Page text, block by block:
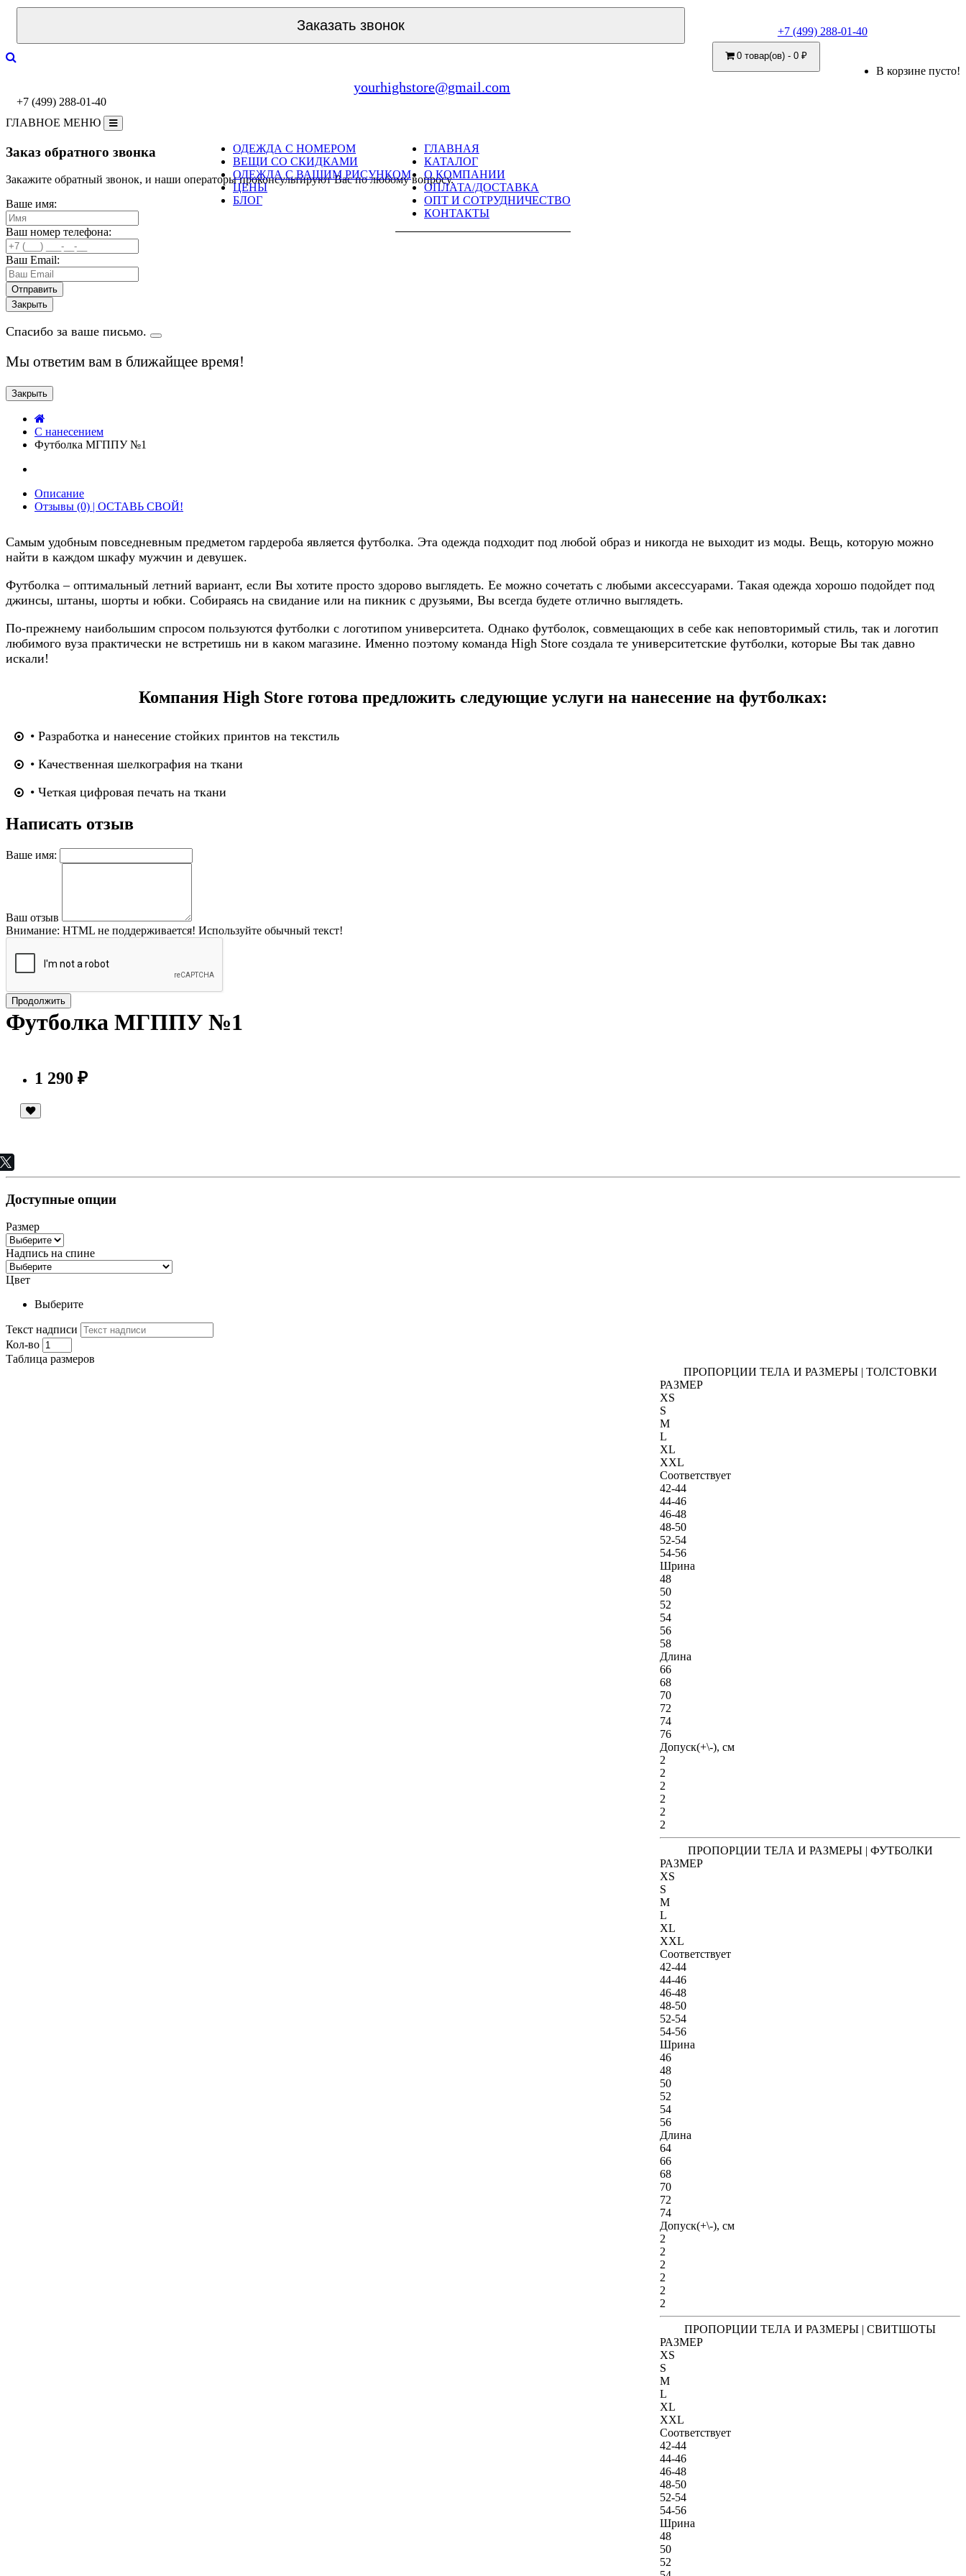
Заказать звонок +7 (499) 288-01-40
0 товар(ов) - 0 ₽
В корзине пусто!
yourhighstore@gmail.com
+7 (499) 288-01-40
ГЛАВНОЕ МЕНЮ
ГЛАВНАЯ
КАТАЛОГ
О КОМПАНИИ
ОПЛАТА/ДОСТАВКА
ОПТ И СОТРУДНИЧЕСТВО
КОНТАКТЫ
ОДЕЖДА С НОМЕРОМ
ВЕЩИ СО СКИДКАМИ
ОДЕЖДА С ВАШИМ РИСУНКОМ
ЦЕНЫ
БЛОГ
Заказ обратного звонка
Закажите обратный звонок, и наши операторы проконсультируют Вас по любому вопросу.
Ваше имя:
Ваш номер телефона:
Ваш Email:
Закрыть
Спасибо за ваше письмо.
Мы ответим вам в ближайщее время!
Закрыть
C нанесением
Футболка МГППУ №1
Описание
Отзывы (0) | ОСТАВЬ СВОЙ!
Самым удобным повседневным предметом гардероба является футболка. Эта одежда подходит под любой образ и никогда не выходит из моды. Вещь, которую можно
найти в каждом шкафу мужчин и девушек.
Футболка – оптимальный летний вариант, если Вы хотите просто здорово выглядеть. Ее можно сочетать с любыми аксессуарами. Такая одежда хорошо подойдет под
джинсы, штаны, шорты и юбки. Собираясь на свидание или на пикник с друзьями, Вы всегда будете отлично выглядеть.
По-прежнему наибольшим спросом пользуются футболки с логотипом университета. Однако футболок, совмещающих в себе как неповторимый стиль, так и логотип
любимого вуза практически не встретишь ни в каком магазине. Именно поэтому команда High Store создала те университетские футболки, которые Вы так давно
искали!
Компания High Store готова предложить следующие услуги на нанесение на футболках:
• Разработка и нанесение стойких принтов на текстиль
• Качественная шелкография на ткани
• Четкая цифровая печать на ткани
Написать отзыв
Ваше имя:
Ваш отзыв
Внимание: HTML не поддерживается! Используйте обычный текст!
Продолжить
Футболка МГППУ №1
1 290 ₽
Доступные опции
Размер
Надпись на спине
Цвет
Выберите
Текст надписи
Кол-во
Таблица размеров
ПРОПОРЦИИ ТЕЛА И РАЗМЕРЫ | ТОЛСТОВКИ
РАЗМЕР
XS
S
M
L
XL
XXL
Соответствует
42-44
44-46
46-48
48-50
52-54
54-56
Шрина
48
50
52
54
56
58
Длина
66
68
70
72
74
76
Допуск(+\-), см
2
2
2
2
2
2
ПРОПОРЦИИ ТЕЛА И РАЗМЕРЫ | ФУТБОЛКИ
РАЗМЕР
XS
S
M
L
XL
XXL
Соответствует
42-44
44-46
46-48
48-50
52-54
54-56
Шрина
46
48
50
52
54
56
Длина
64
66
68
70
72
74
Допуск(+\-), см
2
2
2
2
2
2
ПРОПОРЦИИ ТЕЛА И РАЗМЕРЫ | СВИТШОТЫ
РАЗМЕР
XS
S
M
L
XL
XXL
Соответствует
42-44
44-46
46-48
48-50
52-54
54-56
Шрина
48
50
52